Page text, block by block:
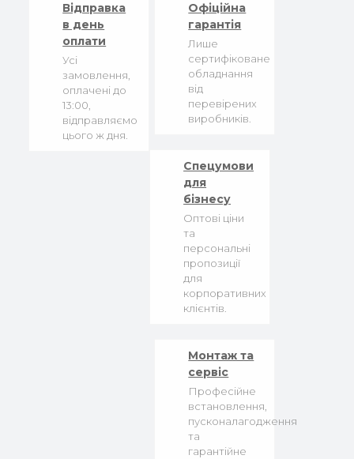
Відправка
в день
оплати
Усі
замовлення,
оплачені до
13:00,
відправляємо
цього ж дня.
Офіційна
гарантія
Лише
сертифіковане
обладнання
від
перевірених
виробників.
Спецумови
для
бізнесу
Оптові ціни
та
персональні
пропозиції
для
корпоративних
клієнтів.
Монтаж та
сервіс
Професійне
встановлення,
пусконалагодження
та
гарантійне